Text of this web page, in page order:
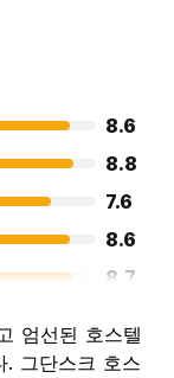
8.6
8.8
7.6
8.6
8.7
9.0
엄선된 호스텔
. 그단스크 호스